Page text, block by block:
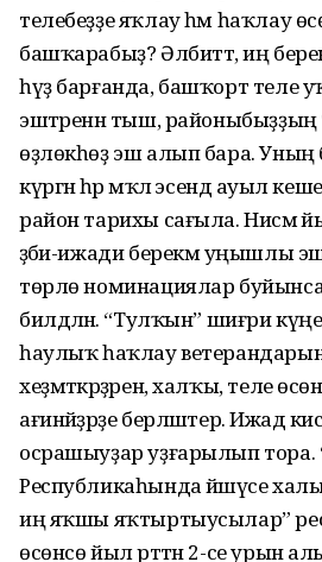
телебеҙҙе яҡлау һәм һаҡлау
башҡарабыҙ? Әлбиттә, иң
һүҙ барғанда, башҡорт
эштәренән тыш, районыбыҙҙың
өҙлөкһөҙ эш алып бара. Уның
күргән һәр мәҡәлә эсендә ауыл
район тарихы сағыла. Нисәмә
әҙәби-ижади берекмә уңышлы
төрлө номинациялар
билдәләнә. “Тулҡын” шиғри
һаулыҡ һаҡлау ветерандарын,
хеҙмәткәрҙәрен, халҡы, теле
ағинәйҙәрҙе берләштерә. Ижад
осрашыуҙар уҙғарылып
Республикаһында йәшәүсе
иң яҡшы яҡтыртыусылар”
өсөнсө йыл рәттән 2-се урын